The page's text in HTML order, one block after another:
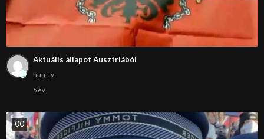
Aktuális állapot Ausztriából
hun_tv
5 év
00